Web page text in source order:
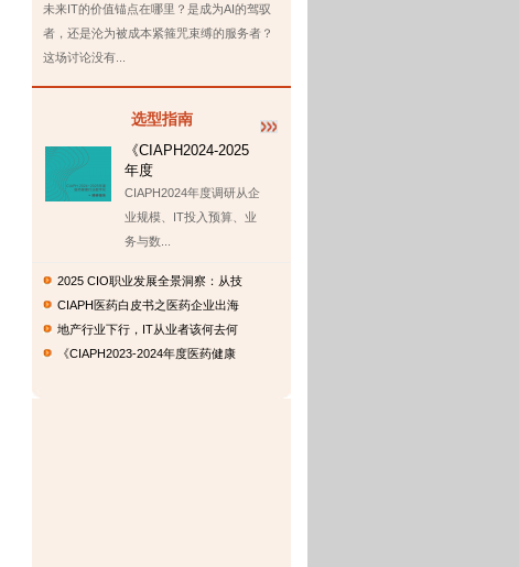
未来IT的价值锚点在哪里？是成为AI的驾驭
者，还是沦为被成本紧箍咒束缚的服务者？
这场讨论没有...
选型指南
《CIAPH2024-2025
年度
CIAPH2024年度调研从企
业规模、IT投入预算、业
务与数...
2025 CIO职业发展全景洞察：从技
CIAPH医药白皮书之医药企业出海
地产行业下行，IT从业者该何去何
​《CIAPH2023-2024年度医药健康